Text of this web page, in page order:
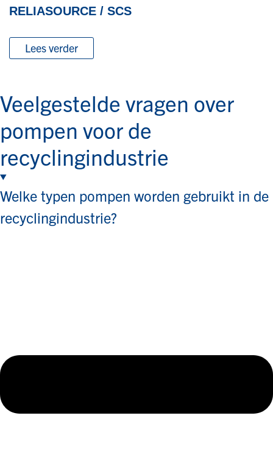
RELIASOURCE / SCS
Lees verder
Veelgestelde vragen over
pompen voor de
recyclingindustrie
Welke typen pompen worden gebruikt in de
recyclingindustrie?